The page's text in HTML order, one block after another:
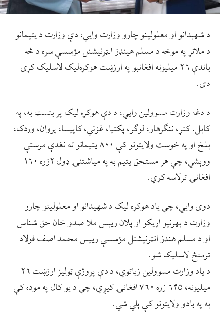
د شهيدانو او معلولينو چارو وزارت وايي، دې وزارت د يتيمانو
د ملاتړ په موخه د مسلم هينډز انټرنيشنل مؤسسې سره د څه
باندې ۲۶ ميليونه افغانيو په ارزښت هوکړه‌ليک لاسليک کړی
دی.
د دغه وزارت مسوولين وايي، د دې هوکړه لیک پر بنسټ به، په
کابل، کنړ، ننګرهار، لوګر، پکتیا، غزني، کاپیسا، پروان، وردک،
بلخ او په خوست ولایتونو کې ۸۰۰ یتیمانو ته نغدې مرستې
ووېشي، چې هر مستحق یتیم به په میاشتنۍ ډول ۲زره ۱۶۰
افغانۍ ترلاسه کړي.
دوی وايي، چې یاد هوکړه لیک د شهیدانو او معلولینو چارو
وزارت د بهرنیو اړیکو او پلان ریيس ملا صدو خان حق شناس
او د مسلم هنډز انټرنيشنل مؤسسې رييس محمد اصف فولاد
ترمنځ لاسلیک شو.
د یاد وزارت مسوولين زیاتوي، د دې پروژې ټولیز ارزښت ۲۶
میلیونه، ۶۴۵ زره ۷۶۰ افغانۍ کیږي، چې د يو کال په موده کې
به په یادو ولايتونو کې پلي شي.